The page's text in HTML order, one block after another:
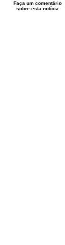
Faça um comentário
sobre esta notícia